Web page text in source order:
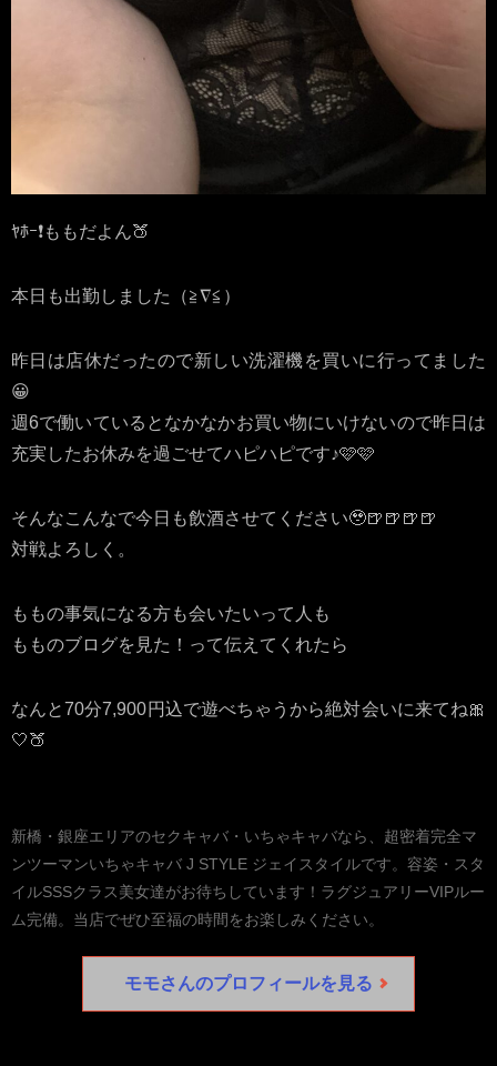
ﾔﾎｰ❗️ももだよん🍑
本日も出勤しました（≧∇≦）
昨日は店休だったので新しい洗濯機を買いに行ってました
😀
週6で働いているとなかなかお買い物にいけないので昨日は
充実したお休みを過ごせてハピハピです♪🩷🩷
そんなこんなで今日も飲酒させてください🥹🍺🍺🍺🍺
対戦よろしく。
ももの事気になる方も会いたいって人も
もものブログを見た！って伝えてくれたら
なんと70分7,900円込で遊べちゃうから絶対会いに来てね🎀
🤍🍑
新橋・銀座エリアのセクキャバ・いちゃキャバなら、超密着完全マ
ンツーマンいちゃキャバ J STYLE ジェイスタイルです。容姿・スタ
イルSSSクラス美女達がお待ちしています！ラグジュアリーVIPルー
ム完備。当店でぜひ至福の時間をお楽しみください。
モモさんのプロフィールを見る